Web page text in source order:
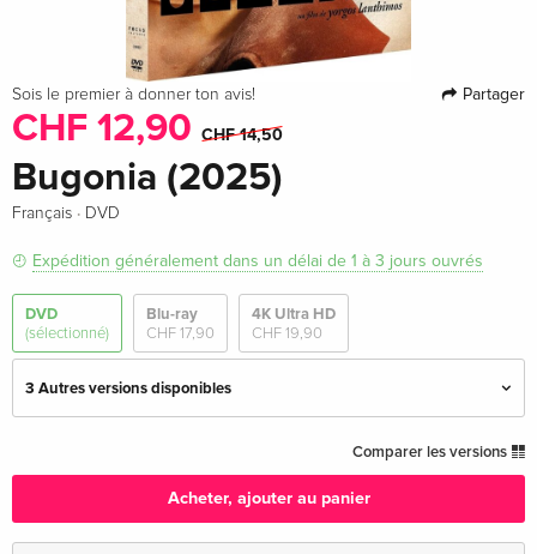
Sois le premier à donner ton avis! Partager
CHF 12,90 CHF 14,50
Bugonia (2025)
Français · DVD
Expédition généralement dans un délai de 1 à 3 jours ouvrés
DVD
(sélectionné)
Blu-ray
CHF 17,90
4K Ultra HD
CHF 19,90
3 Autres versions disponibles
CHF 12,90
Comparer les versions
Acheter, ajouter au panier